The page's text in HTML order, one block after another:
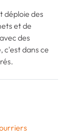
déploie des
et de
des
c'est dans ce